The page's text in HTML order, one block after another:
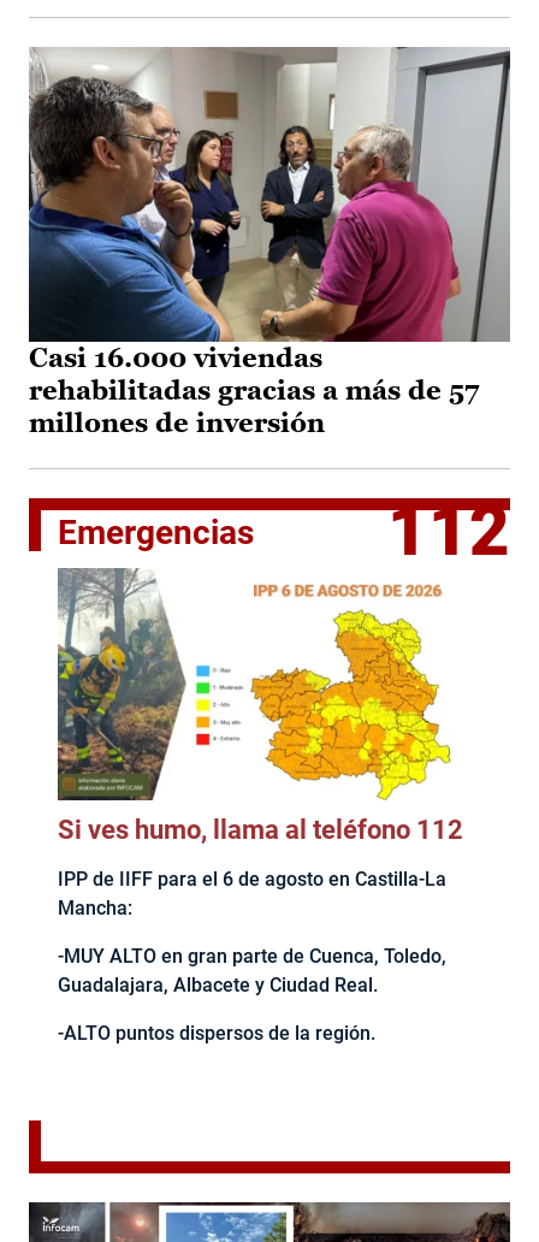
Casi 16.000 viviendas
rehabilitadas gracias a más de 57
millones de inversión
Emergencias 112
Si ves humo, llama al teléfono 112
IPP de IIFF para el 6 de agosto en Castilla-La
Mancha:
-MUY ALTO en gran parte de Cuenca, Toledo,
Guadalajara, Albacete y Ciudad Real.
-ALTO puntos dispersos de la región.